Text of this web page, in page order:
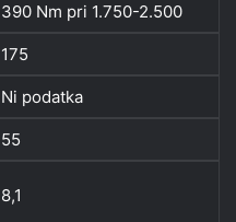
390 Nm pri 1.750-2.500
175
Ni podatka
55
8,1